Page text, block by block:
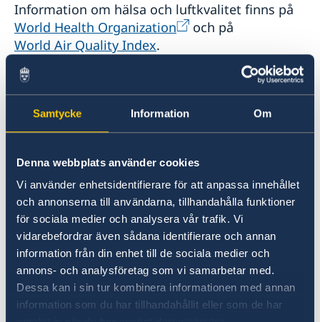
Samtycke Information Om
Denna webbplats använder cookies
Vi använder enhetsidentifierare för att anpassa innehållet
och annonserna till användarna, tillhandahålla funktioner
för sociala medier och analysera vår trafik. Vi
vidarebefordrar även sådana identifierare och annan
information från din enhet till de sociala medier och
annons- och analysföretag som vi samarbetar med.
Dessa kan i sin tur kombinera informationen med annan
information som du har tillhandahållit eller som de har
Information om hälsa och luftkvalitet finns på
World Health Organization
och på
World Air Quality Index.
Myggburna sjukdomar
och malaria i Vietnam. För att minska risken för
myggbett, använd myggmedel, bär
heltäckande kläder i ljusa färger, sov under
myggnät och vistas i rum med
luftkonditionering.
För information om myggburna sjukdomar se
1177 webbplats om myggbett och knottbett